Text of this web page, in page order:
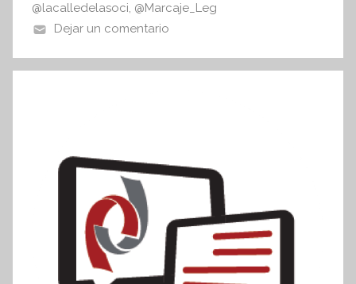
@lacalledelasoci, @Marcaje_Leg
Dejar un comentario